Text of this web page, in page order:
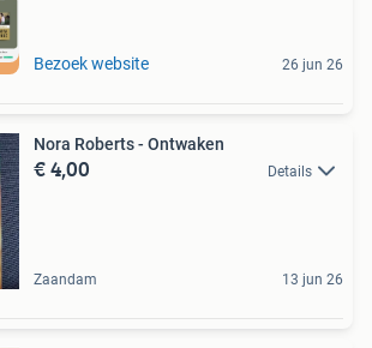
Bezoek website 26 jun 26
Nora Roberts - Ontwaken
€ 4,00 Details
Zaandam 13 jun 26